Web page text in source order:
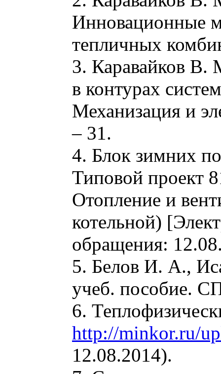
Инновационные
тепличных
3. Каравайков В.
в контурах
Механизация и
– 31.
4. Блок зимних
Типовой проект
Отопление и
котельной)
обращения:
5. Белов И. А.,
учеб. пособие.
6.
http://minkor.ru/
12.08.2014).